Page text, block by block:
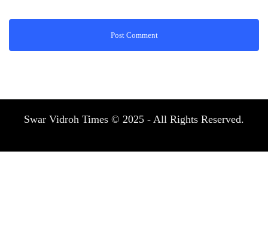
Swar Vidroh Times © 2025 - All Rights Reserved.